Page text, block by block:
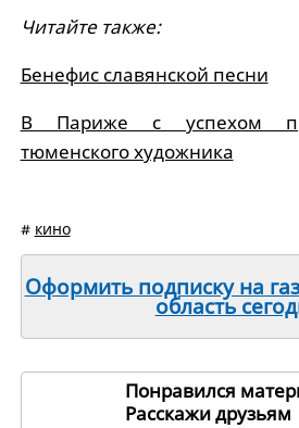
Читайте также:
Бенефис славянской песни
В Париже с успехом
тюменского художника
# кино
Оформить подписку на
область
Понравился
Расскажи друзьям